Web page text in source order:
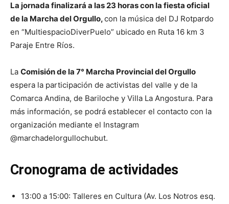
La jornada finalizará a las 23 horas con la fiesta oficial
de la Marcha del Orgullo,con la música del DJ Rotpardo
en “MultiespacioDiverPuelo” ubicado en Ruta 16 km 3
Paraje Entre Ríos.
La Comisión de la 7° Marcha Provincial del Orgullo
espera la participación de activistas del valle y de la
Comarca Andina, de Bariloche y Villa La Angostura. Para
más información, se podrá establecer el contacto con la
organización mediante el Instagram
@marchadelorgullochubut.
Cronograma de actividades
13:00 a 15:00: Talleres en Cultura (Av. Los Notros esq.